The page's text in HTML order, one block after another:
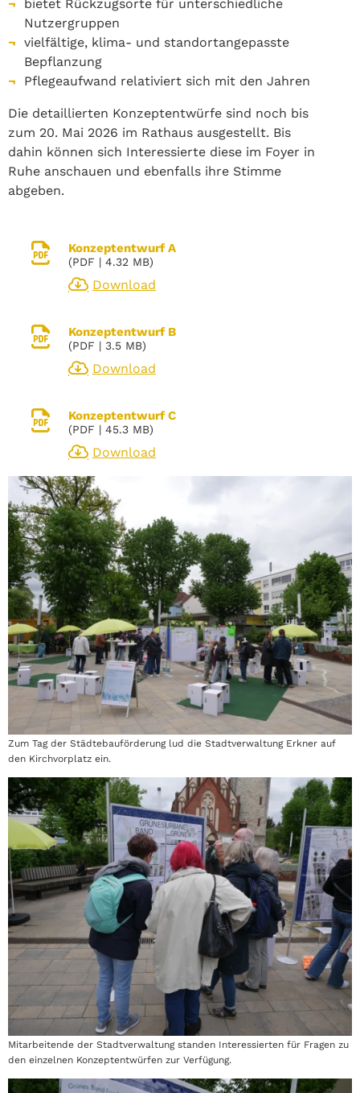
bietet Rückzugsorte für unterschiedliche
Nutzergruppen
vielfältige, klima- und standortangepasste
Bepflanzung
Pflegeaufwand relativiert sich mit den Jahren
Die detaillierten Konzeptentwürfe sind noch bis
zum 20. Mai 2026 im Rathaus ausgestellt. Bis
dahin können sich Interessierte diese im Foyer in
Ruhe anschauen und ebenfalls ihre Stimme
abgeben.
Konzeptentwurf A
(PDF | 4.32 MB)
Download
Konzeptentwurf B
(PDF | 3.5 MB)
Download
Konzeptentwurf C
(PDF | 45.3 MB)
Download
Zum Tag der Städtebauförderung lud die Stadtverwaltung Erkner auf
den Kirchvorplatz ein.
Mitarbeitende der Stadtverwaltung standen Interessierten für Fragen zu
den einzelnen Konzeptentwürfen zur Verfügung.